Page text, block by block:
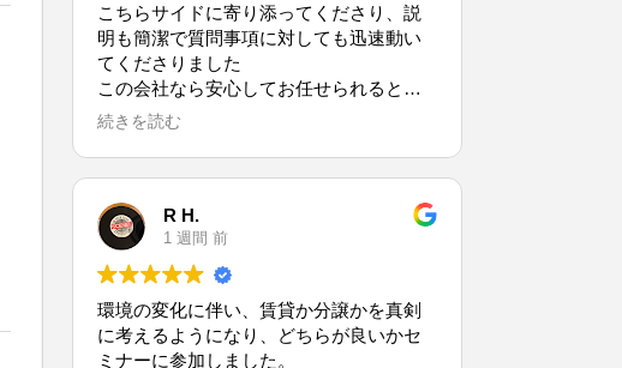
こちらサイドに寄り添ってくださり、説
明も簡潔で質問事項に対しても迅速動い
てくださりました
この会社なら安心してお任せられると心
から感謝しております
続きを読む
R H.
1 週間 前
環境の変化に伴い、賃貸か分譲かを真剣
に考えるようになり、どちらが良いかセ
ミナーに参加しました。